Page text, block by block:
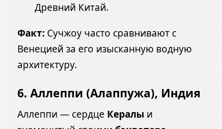
Древний Китай.
Факт: Сучжоу часто сравнивают с
Венецией за его изысканную водную
архитектуру.
6. Аллеппи (Алаппужа), Индия
Аллеппи — сердце Кералы и